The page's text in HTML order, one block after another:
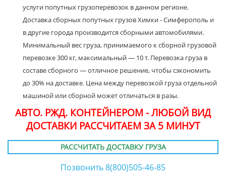
услуги попутных грузоперевозок в данном регионе.
Доставка сборных попутных грузов Химки - Симферополь и
в другие города производится сборными автомобилями.
Минимальный вес груза, принимаемого к сборной грузовой
перевозке 300 кг, максимальный — 10 т. Перевозка груза в
составе сборного — отличное решение, чтобы сэкономить
до 30% на доставке. Цена между перевозкой груза отдельной
машиной или сборной может отличаться в разы.
АВТО. РЖД. КОНТЕЙНЕРОМ - ЛЮБОЙ ВИД
ДОСТАВКИ РАССЧИТАЕМ ЗА 5 МИНУТ
РАССЧИТАТЬ ДОСТАВКУ ГРУЗА
Позвонить 8(800)505-46-85